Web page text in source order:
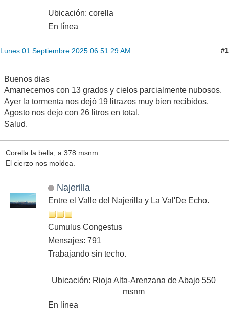
Ubicación: corella
En línea
Lunes 01 Septiembre 2025 06:51:29 AM #1
Buenos dias
Amanecemos con 13 grados y cielos parcialmente nubosos.
Ayer la tormenta nos dejó 19 litrazos muy bien recibidos.
Agosto nos dejo con 26 litros en total.
Salud.
Corella la bella, a 378 msnm.
El cierzo nos moldea.
Najerilla
Entre el Valle del Najerilla y La Val'De Echo.
Cumulus Congestus
Mensajes: 791
Trabajando sin techo.
Ubicación: Rioja Alta-Arenzana de Abajo 550
msnm
En línea